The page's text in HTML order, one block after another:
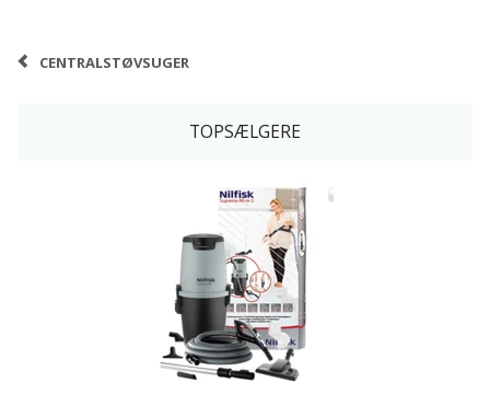
CENTRALSTØVSUGER
TOPSÆLGERE